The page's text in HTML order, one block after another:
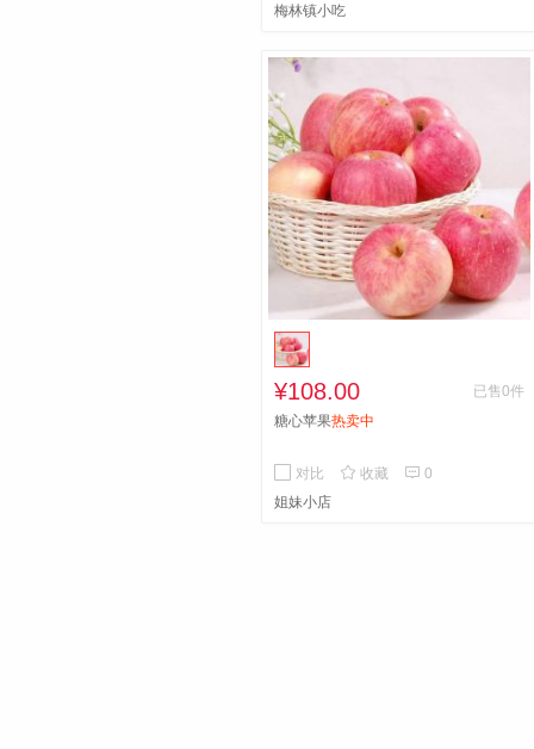
梅林镇小吃
¥108.00
已售0件
糖心苹果热卖中
对比  收藏  0
姐妹小店